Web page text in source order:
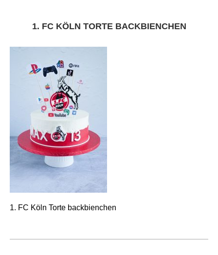
1. FC KÖLN TORTE BACKBIENCHEN
1. FC Köln Torte backbienchen